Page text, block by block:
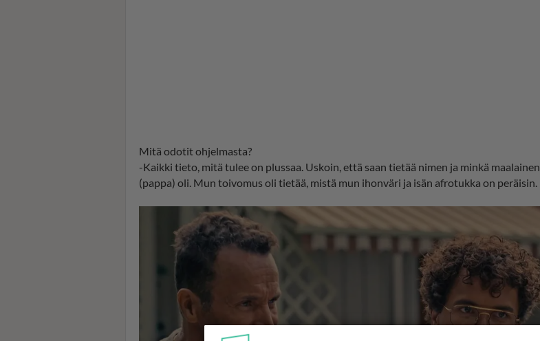
Mitä odotit ohjelmasta?
-Kaikki tieto, mitä tulee on plussaa. Uskoin, että saan tietää nimen ja minkä maalainen
(pappa) oli. Mun toivomus oli tietää, mistä mun ihonväri ja isän afrotukka on peräisin.